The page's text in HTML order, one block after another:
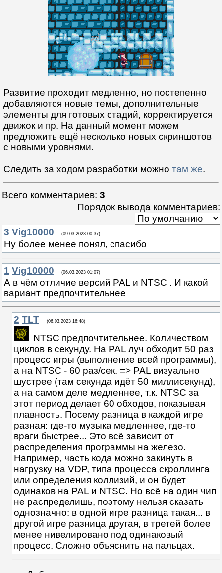
Развитие проходит медленно, но постепенно
добавляются новые темы, дополнительные
элементы для готовых стадий, корректируется
движок и пр. На данный момент можем
предложить ещё несколько новых скриншотов
с новыми уровнями.
Следить за ходом разработки можно там же.
Всего комментариев: 3
Порядок вывода комментариев:
3 Vig10000 (09.03.2023 00:37)
Ну более менее понял, спасибо
1 Vig10000 (06.03.2023 01:07)
А в чём отличие версий PAL и NTSC . И какой
вариант предпочтительнее
2 TLT (06.03.2023 16:48)
NTSC предпочтительнее. Количеством
циклов в секунду. На PAL луч обходит 50 раз
процесс игры (выполнение всей программы),
а на NTSC - 60 раз/сек. => PAL визуально
шустрее (там секунда идёт 50 миллисекунд),
а на самом деле медленнее, т.к. NTSC за
этот период делает 60 обходов, показывая
плавность. Посему разница в каждой игре
разная: где-то музыка медленнее, где-то
враги быстрее... Это всё зависит от
распределения программы на железо.
Например, часть кода можно закинуть в
нагрузку на VDP, типа процесса скроллинга
или определения коллизий, и он будет
одинаков на PAL и NTSC. Но всё на один чип
не распределишь, поэтому нельзя сказать
однозначно: в одной игре разница такая... в
другой игре разница другая, в третей более
менее нивелировано под одинаковый
процесс. Сложно объяснить на пальцах.